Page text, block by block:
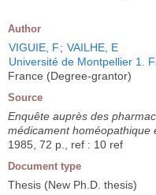
Author
VIGUIE, F; VAILHE, E
Université de Montpellier 1.
France (Degree-grantor)
Source
Enquête auprès des
médicament homéopathique
1985, 72 p., ref : 10 ref
Document type
Thesis (New Ph.D. thesis)